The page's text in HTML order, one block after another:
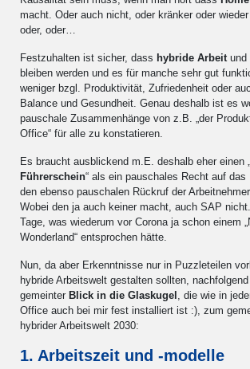
macht. Oder auch nicht, oder kränker oder
oder, oder…
Festzuhalten ist sicher, dass hybride Arbeitund
bleiben werden und es für manche sehr gut
weniger bzgl. Produktivität, Zufriedenheit oder
Balance und Gesundheit. Genau deshalb ist es
pauschale Zusammenhänge von z.B. „der
Office“ für alle zu konstatieren.
Es braucht ausblickend m.E. deshalb eher einen „
Führerschein“ als ein pauschales Recht auf
den ebenso pauschalen Rückruf der
Wobei den ja auch keiner macht, auch SAP
Tage, was wiederum vor Corona ja schon einem
Wonderland“ entsprochen hätte.
Nun, da aber Erkenntnisse nur in Puzzleteilen
hybride Arbeitswelt gestalten sollten,
gemeinter Blick in die Glaskugel , die wie in
Office auch bei mir fest installiert ist :), zum
hybrider Arbeitswelt 2030:
1. Arbeitszeit und -modelle